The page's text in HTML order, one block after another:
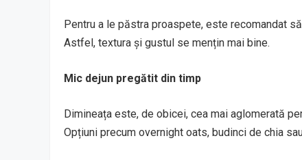
Pentru a le păstra proaspete, este recomandat
Astfel, textura și gustul se mențin mai bine.
Mic dejun pregătit din timp
Dimineața este, de obicei, cea mai aglomerată
Opțiuni precum overnight oats, budinci de chia